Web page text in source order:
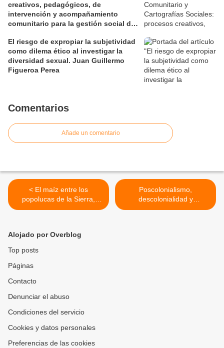
creativos, pedagógicos, de
intervención y acompañamiento
comunitario para la gestión social de
El riesgo de expropiar la subjetividad
como dilema ético al investigar la
diversidad sexual. Juan Guillermo
Figueroa Perea
Comentarios
Añade un comentario
< El maíz entre los
popolucas de la Sierra,
Veracruz, México. Apuntes
Poscolonialismo,
descolonialidad y
epistemologías del Sur >
Alojado por Overblog
Top posts
Páginas
Contacto
Denunciar el abuso
Condiciones del servicio
Cookies y datos personales
Preferencias de las cookies